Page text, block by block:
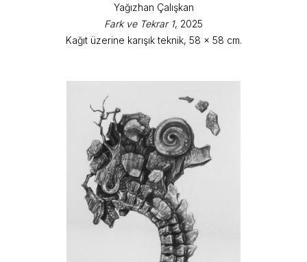
Yağızhan Çalışkan
Fark ve Tekrar 1, 2025
Kağıt üzerine karışık teknik, 58 x 58 cm.